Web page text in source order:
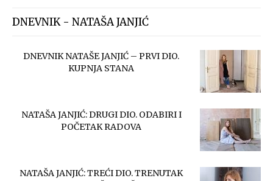
DNEVNIK - NATAŠA JANJIĆ
DNEVNIK NATAŠE JANJIĆ – PRVI DIO.
KUPNJA STANA
NATAŠA JANJIĆ: DRUGI DIO. ODABIRI I
POČETAK RADOVA
NATAŠA JANJIĆ: TREĆI DIO. TRENUTAK